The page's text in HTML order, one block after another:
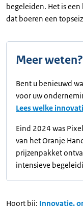
begeleiden. Het is
dat boeren een
Meer weten?
Bent u benieuwd
voor uw
Lees welke
Eind 2024 was
van het Oranje
prijzenpakket
intensieve
Hoort bij: Innovatie,